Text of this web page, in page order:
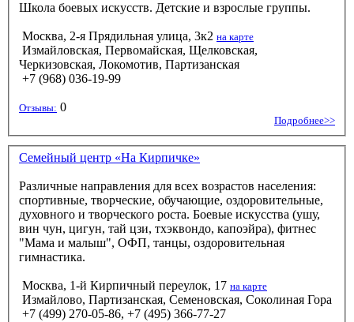
Школа боевых искусств. Детские и взрослые группы.
Москва, 2-я Прядильная улица, 3к2 на карте
Измайловская, Первомайская, Щелковская,
Черкизовская, Локомотив, Партизанская
+7 (968) 036-19-99
Отзывы: 0
Подробнее>>
Семейный центр «На Кирпичке»
Различные направления для всех возрастов населения:
спортивные, творческие, обучающие, оздоровительные,
духовного и творческого роста. Боевые искусства (ушу,
вин чун, цигун, тай цзи, тхэквондо, капоэйра), фитнес
"Мама и малыш", ОФП, танцы, оздоровительная
гимнастика.
Москва, 1-й Кирпичный переулок, 17 на карте
Измайлово, Партизанская, Семеновская, Соколиная Гора
+7 (499) 270-05-86, +7 (495) 366-77-27